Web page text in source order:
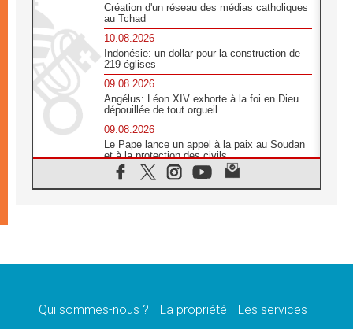
Création d'un réseau des médias catholiques
au Tchad
10.08.2026
Indonésie: un dollar pour la construction de
219 églises
09.08.2026
Angélus: Léon XIV exhorte à la foi en Dieu
dépouillée de tout orgueil
09.08.2026
Le Pape lance un appel à la paix au Soudan
et à la protection des civils
09.08.2026
Déclaration d'Addis-Abeba du SCEAM sur
08.08.2026
08.08.2026
Qui sommes-nous ? La propriété Les services